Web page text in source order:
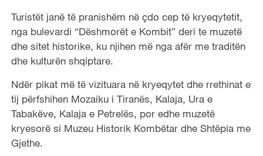
Turistët janë të pranishëm në çdo cep të kryeqytetit,
nga bulevardi “Dëshmorët e Kombit” deri te muzetë
dhe sitet historike, ku njihen më nga afër me traditën
dhe kulturën shqiptare.
Ndër pikat më të vizituara në kryeqytet dhe rrethinat e
tij përfshihen Mozaiku i Tiranës, Kalaja, Ura e
Tabakëve, Kalaja e Petrelës, por edhe muzetë
kryesorë si Muzeu Historik Kombëtar dhe Shtëpia me
Gjethe.